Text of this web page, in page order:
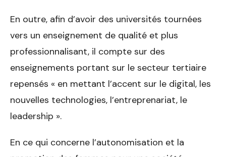
En outre, afin d’avoir des universités tournées
vers un enseignement de qualité et plus
professionnalisant, il compte sur des
enseignements portant sur le secteur tertiaire
repensés « en mettant l’accent sur le digital, les
nouvelles technologies, l’entreprenariat, le
leadership ».
En ce qui concerne l’autonomisation et la